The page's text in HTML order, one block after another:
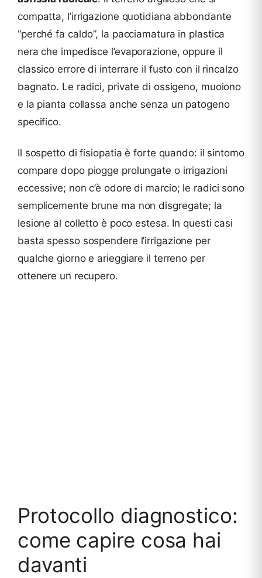
compatta, l’irrigazione quotidiana abbondante
“perché fa caldo”, la pacciamatura in plastica
nera che impedisce l’evaporazione, oppure il
classico errore di interrare il fusto con il rincalzo
bagnato. Le radici, private di ossigeno, muoiono
e la pianta collassa anche senza un patogeno
specifico.
Il sospetto di fisiopatia è forte quando: il sintomo
compare dopo piogge prolungate o irrigazioni
eccessive; non c’è odore di marcio; le radici sono
semplicemente brune ma non disgregate; la
lesione al colletto è poco estesa. In questi casi
basta spesso sospendere l’irrigazione per
qualche giorno e arieggiare il terreno per
ottenere un recupero.
Protocollo diagnostico:
come capire cosa hai
davanti